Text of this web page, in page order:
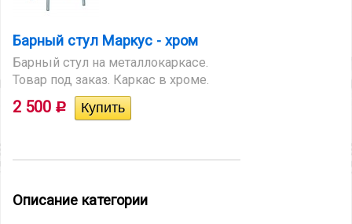
Барный стул Маркус - хром
Барный стул на металлокаркасе.
Товар под заказ. Каркас в хроме.
2 500 Р
Описание категории